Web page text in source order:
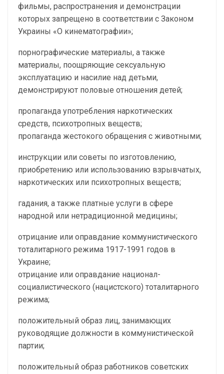
фильмы, распространения и демонстрации
которых запрещено в соответствии с Законом
Украины «О кинематографии»;
порнографические материалы, а также
материалы, поощряющие сексуальную
эксплуатацию и насилие над детьми,
демонстрируют половые отношения детей;
пропаганда употребления наркотических
средств, психотропных веществ;
пропаганда жестокого обращения с животными;
инструкции или советы по изготовлению,
приобретению или использованию взрывчатых,
наркотических или психотропных веществ;
гадания, а также платные услуги в сфере
народной или нетрадиционной медицины;
отрицание или оправдание коммунистического
тоталитарного режима 1917-1991 годов в
Украине;
отрицание или оправдание национал-
социалистического (нацистского) тоталитарного
режима;
положительный образ лиц, занимающих
руководящие должности в коммунистической
партии;
положительный образ работников советских